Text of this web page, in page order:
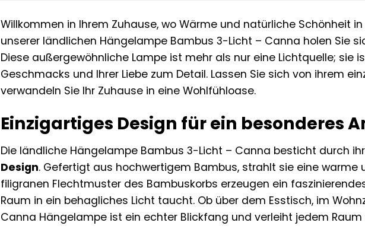
Willkommen in Ihrem Zuhause, wo Wärme und natürliche Schönheit
unserer ländlichen Hängelampe Bambus 3-Licht – Canna holen Sie
Diese außergewöhnliche Lampe ist mehr als nur eine Lichtquelle; sie
Geschmacks und Ihrer Liebe zum Detail. Lassen Sie sich von ihrem
verwandeln Sie Ihr Zuhause in eine Wohlfühloase.
Einzigartiges Design für ein besonderes
Die ländliche Hängelampe Bambus 3-Licht – Canna besticht durch ihr
Design. Gefertigt aus hochwertigem Bambus, strahlt sie eine warme
filigranen Flechtmuster des Bambuskorbs erzeugen ein
Raum in ein behagliches Licht taucht. Ob über dem Esstisch, im
Canna Hängelampe ist ein echter Blickfang und verleiht jedem Raum